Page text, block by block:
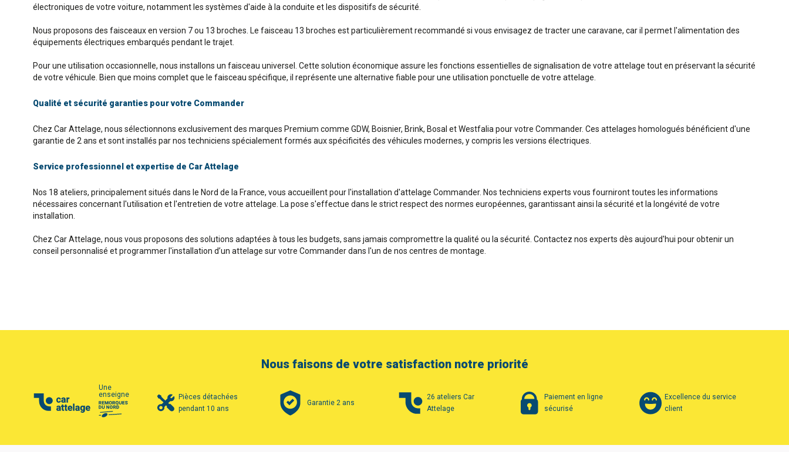
électroniques de votre voiture, notamment les systèmes d'aide à la conduite et les dispositifs de sécurité.
Nous proposons des faisceaux en version 7 ou 13 broches. Le faisceau 13 broches est particulièrement recommandé si vous envisagez de tracter une caravane, car il permet l'alimentation des
équipements électriques embarqués pendant le trajet.
Pour une utilisation occasionnelle, nous installons un faisceau universel. Cette solution économique assure les fonctions essentielles de signalisation de votre attelage tout en préservant la sécurité
de votre véhicule. Bien que moins complet que le faisceau spécifique, il représente une alternative fiable pour une utilisation ponctuelle de votre attelage.
Qualité et sécurité garanties pour votre Commander
Chez Car Attelage, nous sélectionnons exclusivement des marques Premium comme GDW, Boisnier, Brink, Bosal et Westfalia pour votre Commander. Ces attelages homologués bénéficient d'une
garantie de 2 ans et sont installés par nos techniciens spécialement formés aux spécificités des véhicules modernes, y compris les versions électriques.
Service professionnel et expertise de Car Attelage
Nos 18 ateliers, principalement situés dans le Nord de la France, vous accueillent pour l'installation d'attelage Commander. Nos techniciens experts vous fourniront toutes les informations
nécessaires concernant l'utilisation et l'entretien de votre attelage. La pose s'effectue dans le strict respect des normes européennes, garantissant ainsi la sécurité et la longévité de votre
installation.
Chez Car Attelage, nous vous proposons des solutions adaptées à tous les budgets, sans jamais compromettre la qualité ou la sécurité. Contactez nos experts dès aujourd'hui pour obtenir un
conseil personnalisé et programmer l'installation d’un attelage sur votre Commander dans l'un de nos centres de montage.
Nous faisons de votre satisfaction notre priorité
Une
enseigne
Pièces détachées
pendant 10 ans
Garantie 2 ans
26 ateliers Car
Attelage
Paiement en ligne
sécurisé
Excellence du service
client